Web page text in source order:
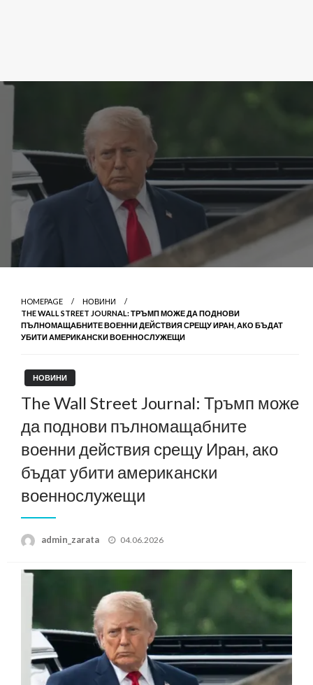
HOMEPAGE
НОВИНИ
THE WALL STREET JOURNAL: ТРЪМП МОЖЕ ДА ПОДНОВИ
ПЪЛНОМАЩАБНИТЕ ВОЕННИ ДЕЙСТВИЯ СРЕЩУ ИРАН, АКО БЪДАТ
УБИТИ АМЕРИКАНСКИ ВОЕННОСЛУЖЕЩИ
НОВИНИ
The Wall Street Journal: Тръмп може
да поднови пълномащабните
военни действия срещу Иран, ако
бъдат убити американски
военнослужещи
admin_zarata
Posted
04.06.2026